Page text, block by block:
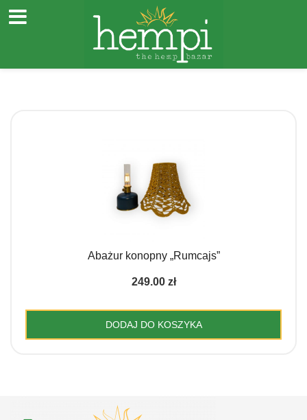
Abażur konopny „Rumcajs”
249.00 zł
DODAJ DO KOSZYKA